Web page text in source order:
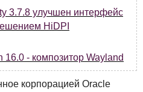
3.7.8 улучшен интерфейс
HiDPI
- композитор Wayland
корпорацией Oracle